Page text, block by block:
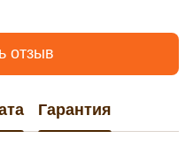
отзыв
Гарантия